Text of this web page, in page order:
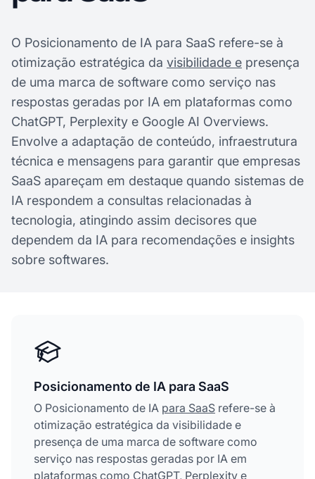
O Posicionamento de IA para SaaS refere-se à
otimização estratégica da visibilidade e presença
de uma marca de software como serviço nas
respostas geradas por IA em plataformas como
ChatGPT, Perplexity e Google AI Overviews.
Envolve a adaptação de conteúdo, infraestrutura
técnica e mensagens para garantir que empresas
SaaS apareçam em destaque quando sistemas de
IA respondem a consultas relacionadas à
tecnologia, atingindo assim decisores que
dependem da IA para recomendações e insights
sobre softwares.
Posicionamento de IA para SaaS
O Posicionamento de IA para SaaS refere-se à
otimização estratégica da visibilidade e
presença de uma marca de software como
serviço nas respostas geradas por IA em
plataformas como ChatGPT, Perplexity e